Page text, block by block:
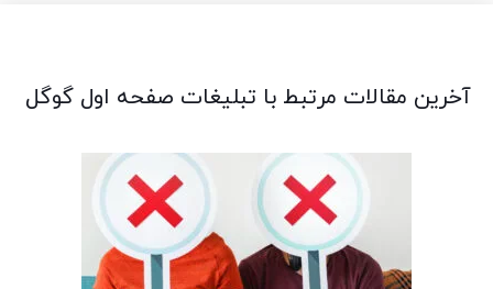
آخرین مقالات مرتبط با تبلیغات صفحه اول گوگل